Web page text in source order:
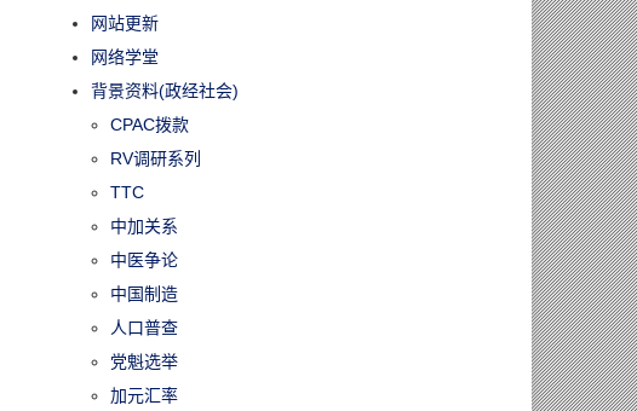
网站更新
网络学堂
背景资料(政经社会)
CPAC拨款
RV调研系列
TTC
中加关系
中医争论
中国制造
人口普查
党魁选举
加元汇率